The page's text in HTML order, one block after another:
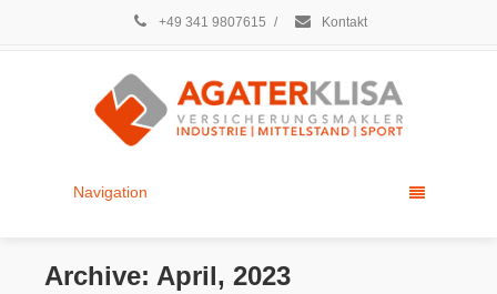
+49 341 9807615 / Kontakt
Navigation
Archive: April, 2023